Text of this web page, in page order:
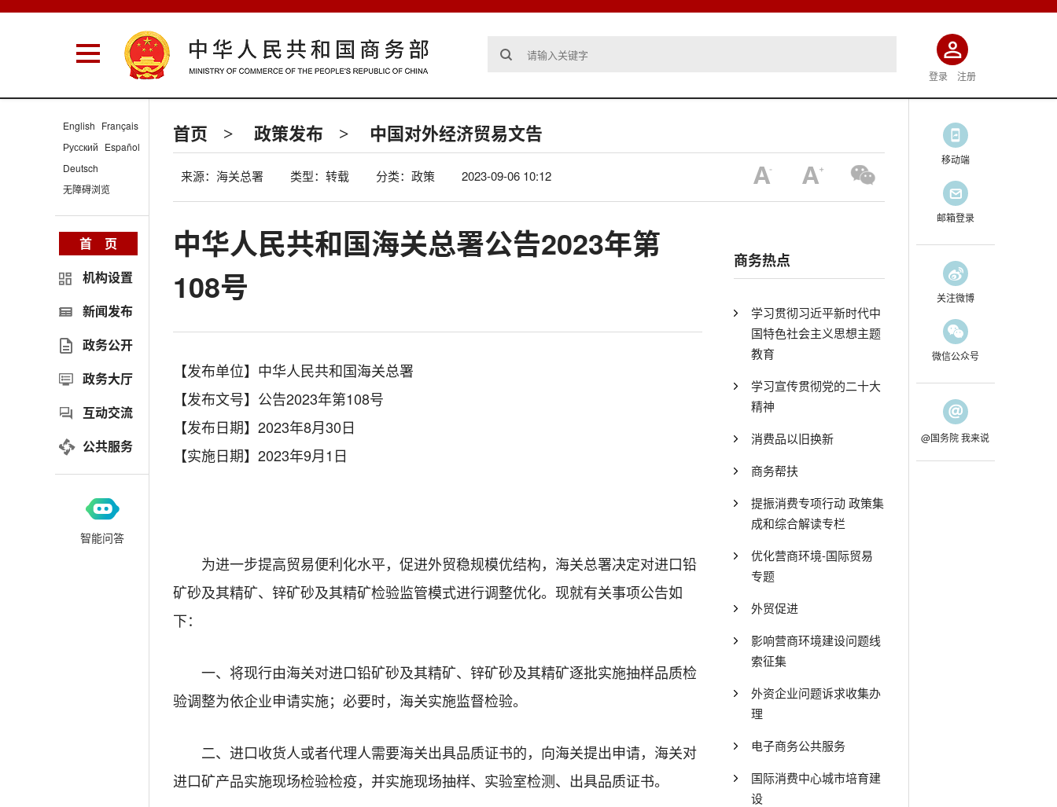
登录 注册
首页 > 政策发布 > 中国对外经济贸易文告
来源：海关总署 类型：转载 分类：政策 2023-09-06 10:12
中华人民共和国海关总署公告2023年第
108号
【发布单位】中华人民共和国海关总署
【发布文号】公告2023年第108号
【发布日期】2023年8月30日
【实施日期】2023年9月1日
为进一步提高贸易便利化水平，促进外贸稳规模优结构，海关总署决定对进口铅
矿砂及其精矿、锌矿砂及其精矿检验监管模式进行调整优化。现就有关事项公告如
下：
一、将现行由海关对进口铅矿砂及其精矿、锌矿砂及其精矿逐批实施抽样品质检
验调整为依企业申请实施；必要时，海关实施监督检验。
二、进口收货人或者代理人需要海关出具品质证书的，向海关提出申请，海关对
进口矿产品实施现场检验检疫，并实施现场抽样、实验室检测、出具品质证书。
商务热点
学习贯彻习近平新时代中
国特色社会主义思想主题
教育
学习宣传贯彻党的二十大
精神
消费品以旧换新
商务帮扶
提振消费专项行动 政策集
成和综合解读专栏
优化营商环境-国际贸易
专题
外贸促进
影响营商环境建设问题线
索征集
外资企业问题诉求收集办
理
电子商务公共服务
国际消费中心城市培育建
设
English Français
Русский Español
Deutsch
无障碍浏览
首 页
机构设置
新闻发布
政务公开
政务大厅
互动交流
公共服务
智能问答
移动端
邮箱登录
关注微博
微信公众号
@国务院 我来说